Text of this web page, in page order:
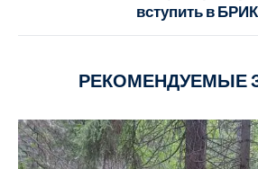
вступить в
РЕКОМЕНДУЕМЫЕ